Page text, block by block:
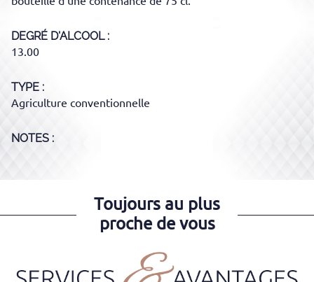
DEGRÉ D'ALCOOL
13.00
TYPE
Agriculture conventionnelle
NOTES :
Toujours au plus
proche de vous